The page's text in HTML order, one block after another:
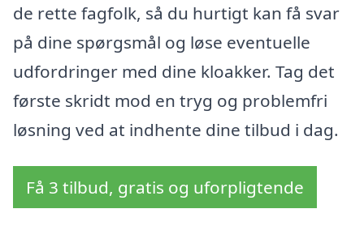
de rette fagfolk, så du hurtigt kan få svar
på dine spørgsmål og løse eventuelle
udfordringer med dine kloakker. Tag det
første skridt mod en tryg og problemfri
løsning ved at indhente dine tilbud i dag.
Få 3 tilbud, gratis og uforpligtende